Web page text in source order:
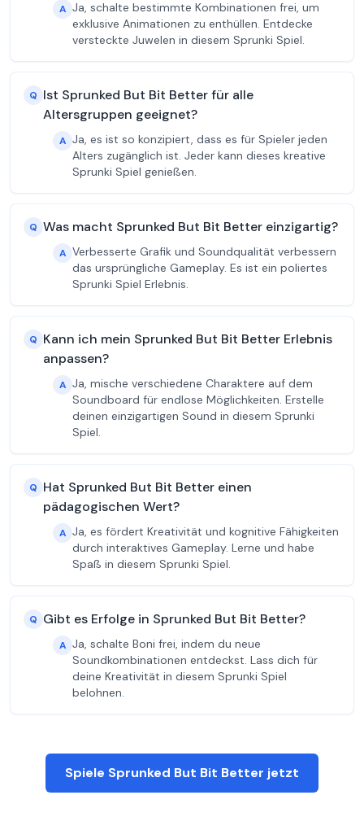
A Ja, schalte bestimmte Kombinationen frei, um
exklusive Animationen zu enthüllen. Entdecke
versteckte Juwelen in diesem Sprunki Spiel.
Q Ist Sprunked But Bit Better für alle
Altersgruppen geeignet?
A Ja, es ist so konzipiert, dass es für Spieler jeden
Alters zugänglich ist. Jeder kann dieses kreative
Sprunki Spiel genießen.
Q Was macht Sprunked But Bit Better einzigartig?
A Verbesserte Grafik und Soundqualität verbessern
das ursprüngliche Gameplay. Es ist ein poliertes
Sprunki Spiel Erlebnis.
Q Kann ich mein Sprunked But Bit Better Erlebnis
anpassen?
A Ja, mische verschiedene Charaktere auf dem
Soundboard für endlose Möglichkeiten. Erstelle
deinen einzigartigen Sound in diesem Sprunki
Spiel.
Q Hat Sprunked But Bit Better einen
pädagogischen Wert?
A Ja, es fördert Kreativität und kognitive Fähigkeiten
durch interaktives Gameplay. Lerne und habe
Spaß in diesem Sprunki Spiel.
Q Gibt es Erfolge in Sprunked But Bit Better?
A Ja, schalte Boni frei, indem du neue
Soundkombinationen entdeckst. Lass dich für
deine Kreativität in diesem Sprunki Spiel
belohnen.
Spiele Sprunked But Bit Better jetzt